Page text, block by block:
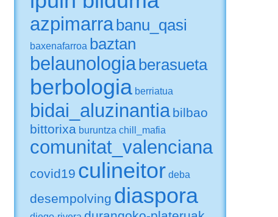
azpimarra banu_qasi
baxenafarroa baztan
belaunologia berasueta
berbologia berriatua
bidai_aluzinantia bilbao
bittorixa buruntza chill_mafia
comunitat_valenciana
covid19 culineitor deba
desempolving diaspora